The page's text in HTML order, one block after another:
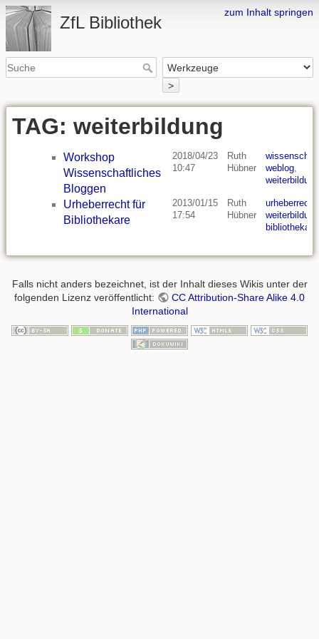
zum Inhalt springen
ZfL Bibliothek
>
TAG: weiterbildung
Workshop
Wissenschaftliches
Bloggen
2018/04/23
10:47
Ruth
Hübner
wissenschaft
weblog,
weiterbildung
Urheberrecht für
Bibliothekare
2013/01/15
17:54
Ruth
Hübner
urheberrecht
weiterbildung
bibliothekar
Falls nicht anders bezeichnet, ist der Inhalt dieses Wikis unter der
folgenden Lizenz veröffentlicht:
CC Attribution-Share Alike 4.0
International